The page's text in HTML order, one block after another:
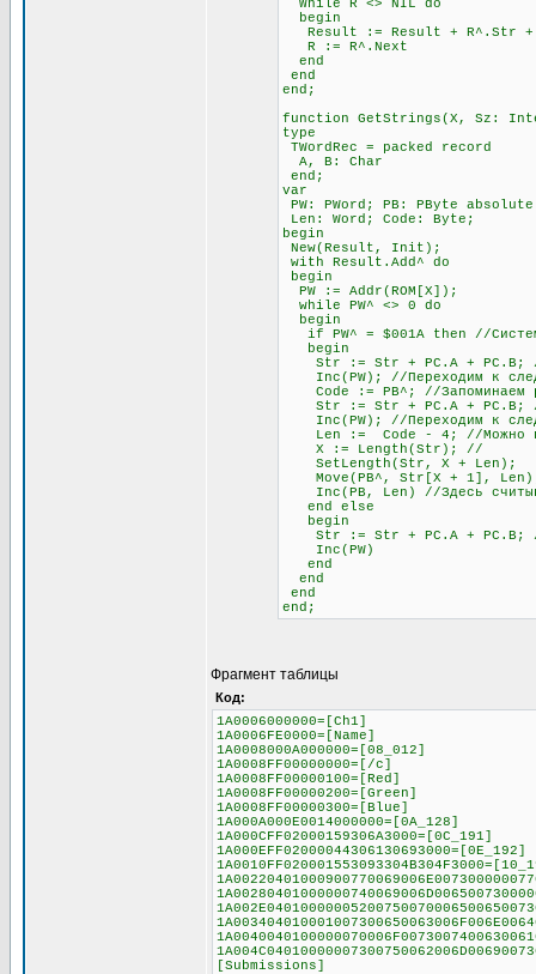
While R <> NIL do
begin
Result := Result + R^.Str +
R := R^.Next
end
end
end;
function GetStrings(X, Sz:
type
TWordRec = packed record
A, B: Char
end;
var
PW: PWord; PB: PByte
Len: Word; Code: Byte;
begin
New(Result, Init);
with Result.Add^ do
begin
PW := Addr(ROM[X]);
while PW^ <> 0 do
begin
if PW^ = $001A then //
begin
Str := Str + PC.A + PC.B; //
Inc(PW); //Переходим к
Code := PB^; //Запоминаем
Str := Str + PC.A + PC.B; //
Inc(PW); //Переходим к
Len := Code - 4; //Можно
X := Length(Str); //
SetLength(Str, X +
Move(PB^, Str[X + 1],
Inc(PB, Len) //Здесь
end else
begin
Str := Str + PC.A + PC.B; //
Inc(PW)
end
end
end
end;
Фрагмент таблицы
Код:
1A0006000000=[Ch1]
1A0006FE0000=[Name]
1A0008000A000000=[08_012]
1A0008FF00000000=[/c]
1A0008FF00000100=[Red]
1A0008FF00000200=[Green]
1A0008FF00000300=[Blue]
1A000A000E0014000000=[0A_128]
1A000CFF02000159306A3000=[0C_191]
1A000EFF02000044306130693000=[0E_192]
[Submissions]